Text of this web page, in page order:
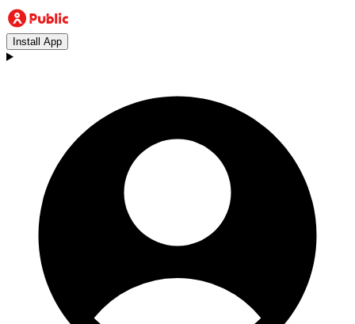
Install App